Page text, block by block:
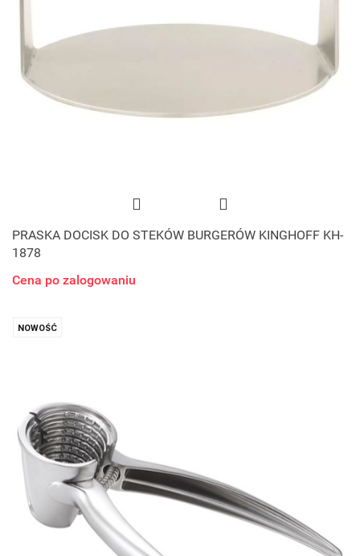
PRASKA DOCISK DO STEKÓW BURGERÓW KINGHOFF KH-
1878
Cena po zalogowaniu
NOWOŚĆ